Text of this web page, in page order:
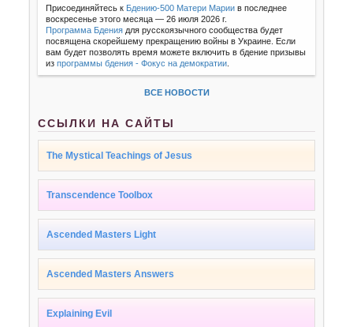
Присоединяйтесь к Бдению-500 Матери Марии в последнее
воскресенье этого месяца — 26 июля 2026 г.
Программа Бдения для русскоязычного сообщества будет
посвящена скорейшему прекращению войны в Украине. Если
вам будет позволять время можете включить в бдение призывы
изпрограммы бдения - Фокус на демократии
ВСЕ НОВОСТИ
ССЫЛКИ НА САЙТЫ
The Mystical Teachings of Jesus
Transcendence Toolbox
Ascended Masters Light
Ascended Masters Answers
Explaining Evil